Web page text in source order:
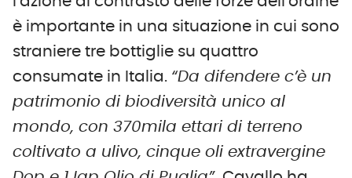
è importante in una situazione in cui sono
straniere tre bottiglie su quattro
consumate in Italia. “Da difendere c’è un
patrimonio di biodiversità unico al
mondo, con 370mila ettari di terreno
coltivato a ulivo, cinque oli extravergine